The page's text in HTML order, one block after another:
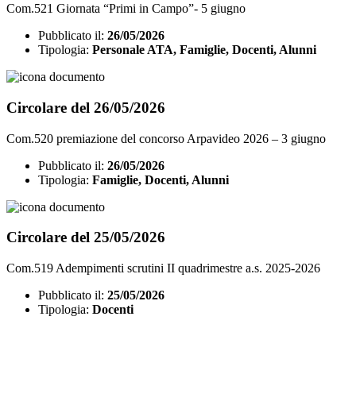
Com.521 Giornata “Primi in Campo”- 5 giugno
Pubblicato il: 26/05/2026
Tipologia: Personale ATA, Famiglie, Docenti, Alunni
Circolare del 26/05/2026
Com.520 premiazione del concorso Arpavideo 2026 – 3 giugno
Pubblicato il: 26/05/2026
Tipologia: Famiglie, Docenti, Alunni
Circolare del 25/05/2026
Com.519 Adempimenti scrutini II quadrimestre a.s. 2025-2026
Pubblicato il: 25/05/2026
Tipologia: Docenti